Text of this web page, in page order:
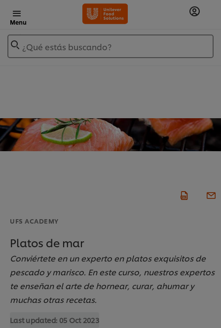
Menu
¿Qué estás buscando?
UFS ACADEMY
Platos de mar
Conviértete en un experto en platos exquisitos de
pescado y marisco. En este curso, nuestros expertos
te enseñan el arte de hornear, curar, ahumar y
muchas otras recetas.
Last updated: 05 Oct 2023